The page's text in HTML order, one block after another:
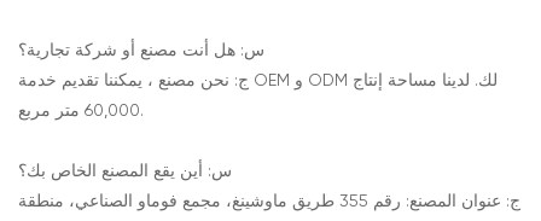
س: هل أنت مصنع أو شركة تجارية؟
ج: نحن مصنع ، يمكننا تقديم خدمة OEM و ODM لك. لدينا مساحة إنتاج
60,000 متر مربع.
س: أين يقع المصنع الخاص بك؟
ج: عنوان المصنع: رقم 355 طريق ماوشينغ، مجمع فوماو الصناعي، منطقة